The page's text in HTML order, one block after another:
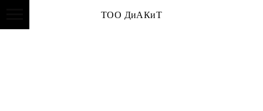
ТОО ДиАКиТ